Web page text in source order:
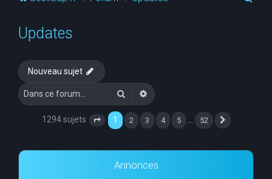
Updates
Nouveau sujet
RechercherRecherche avancée
1294 sujets Page 1 sur 52
1 2 3 4 5 52
Annonces